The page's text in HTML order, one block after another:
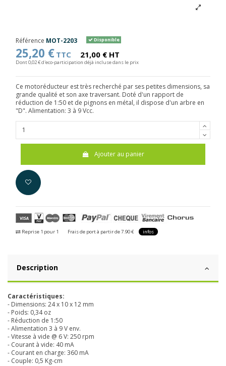
Référence MOT-2203 Disponible
25,20 € TTC 21,00 € HT
Dont 0,02 € d'eco-participation déjà incluse dans le prix
Ce motoréducteur est très recherché par ses petites dimensions, sa
grande qualité et son axe traversant. Doté d'un rapport de
réduction de 1:50 et de pignons en métal, il dispose d'un arbre en
"D". Alimentation: 3 à 9 Vcc.
Ajouter au panier
Reprise 1 pour 1 Frais de port à partir de 7.90 € infos
Description
Caractéristiques:
- Dimensions: 24 x 10 x 12 mm
- Poids: 0,34 oz
- Réduction de 1:50
- Alimentation 3 à 9 V env.
- Vitesse à vide @ 6 V: 250 rpm
- Courant à vide: 40 mA
- Courant en charge: 360 mA
- Couple: 0,5 Kg-cm